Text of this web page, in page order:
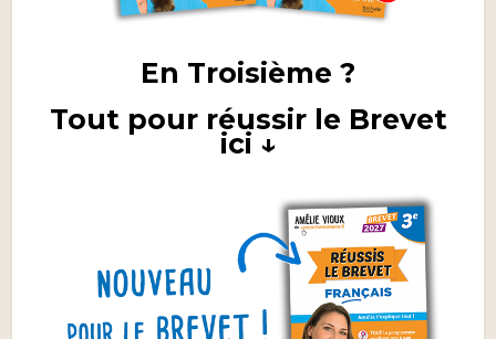
En Troisième ?
Tout pour réussir le Brevet
ici ↓